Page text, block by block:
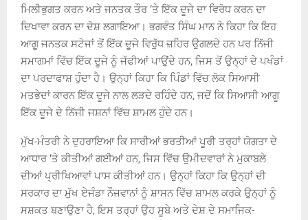
ਮਿਲੀਭੁਗਤ ਕਰਨ ਅਤੇ ਜਨਤਕ ਤੌਰ ‘ਤੇ ਇੱਕ ਦੂਜੇ ਦਾ ਵਿਰੋਧ ਕਰਨ ਦਾ
ਦਿਖਾਵਾ ਕਰਨ ਦਾ ਦੋਸ਼ ਲਗਾਇਆ। ਭਗਵੰਤ ਸਿੰਘ ਮਾਨ ਨੇ ਕਿਹਾ ਕਿ ਇਹ
ਆਗੂ ਜਨਤਕ ਸਟੇਜਾਂ ਤੋਂ ਇੱਕ ਦੂਜੇ ਵਿਰੁੱਧ ਜ਼ਹਿਰ ਉਗਲਦੇ ਹਨ ਪਰ ਨਿੱਜੀ
ਸਮਾਗਮਾਂ ਵਿੱਚ ਇੱਕ ਦੂਜੇ ਨੂੰ ਜੱਫੀਆਂ ਪਾਉਂਦੇ ਹਨ, ਜਿਸ ਤੋਂ ਉਨ੍ਹਾਂ ਦੇ ਪਖੰਡਾਂ
ਦਾ ਪਰਦਾਫਾਸ਼ ਹੁੰਦਾ ਹੈ। ਉਨ੍ਹਾਂ ਕਿਹਾ ਕਿ ਪਿੰਡਾਂ ਵਿੱਚ ਲੋਕ ਸਿਆਸੀ
ਮਤਭੇਦਾਂ ਕਾਰਨ ਇੱਕ ਦੂਜੇ ਨਾਲ ਲੜਦੇ ਰਹਿੰਦੇ ਹਨ, ਜਦੋਂ ਕਿ ਸਿਆਸੀ ਆਗੂ
ਇੱਕ ਦੂਜੇ ਦੇ ਨਿੱਜੀ ਜਸ਼ਨਾਂ ਵਿੱਚ ਸ਼ਾਮਲ ਹੁੰਦੇ ਹਨ।
ਮੁੱਖ-ਮੰਤਰੀ ਨੇ ਦੁਹਰਾਇਆ ਕਿ ਸਾਰੀਆਂ ਭਰਤੀਆਂ ਪੂਰੀ ਤਰ੍ਹਾਂ ਯੋਗਤਾ ਦੇ
ਆਧਾਰ ‘ਤੇ ਕੀਤੀਆਂ ਗਈਆਂ ਹਨ, ਜਿਸ ਵਿੱਚ ਉਮੀਦਵਾਰਾਂ ਨੇ ਮੁਕਾਬਲੇ
ਦੀਆਂ ਪ੍ਰੀਖਿਆਵਾਂ ਪਾਸ ਕੀਤੀਆਂ ਹਨ। ਉਨ੍ਹਾਂ ਕਿਹਾ ਕਿ ਉਨ੍ਹਾਂ ਦੀ
ਸਰਕਾਰ ਦਾ ਮੁੱਖ ਏਜੰਡਾ ਨੌਜਵਾਨਾਂ ਨੂੰ ਸ਼ਾਸਨ ਵਿੱਚ ਸ਼ਾਮਲ ਕਰਕੇ ਉਨ੍ਹਾਂ ਨੂੰ
ਸਸ਼ਕਤ ਬਣਾਉਣਾ ਹੈ, ਇਸ ਤਰ੍ਹਾਂ ਉਹ ਸੂਬੇ ਅਤੇ ਦੇਸ਼ ਦੇ ਸਮਾਜਿਕ-